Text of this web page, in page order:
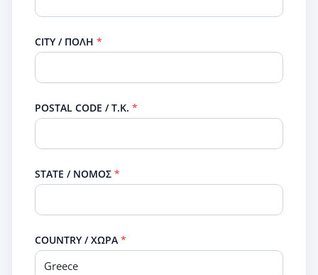
CITY / ΠΟΛΗ
POSTAL CODE / Τ.Κ.
STATE / ΝΟΜΟΣ
COUNTRY / ΧΩΡΑ